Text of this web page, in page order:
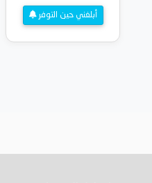
أبلغني حين التوفر